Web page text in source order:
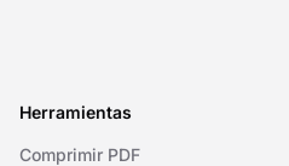
Herramientas
Comprimir PDF